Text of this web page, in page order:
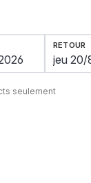
RETOUR
seulement